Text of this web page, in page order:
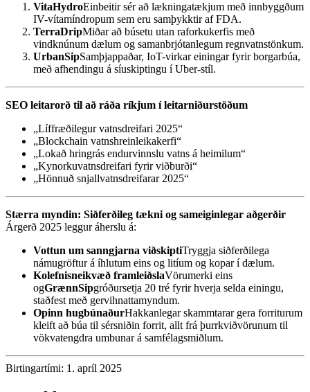
VitaHydroEinbeitir sér að lækningatækjum með innbyggðum
IV-vítamíndropum sem eru samþykktir af FDA.
TerraDripMiðar að búsetu utan raforkukerfis með
vindknúnum dælum og samanbrjótanlegum regnvatnstönkum.
UrbanSipSamþjappaðar, IoT-virkar einingar fyrir borgarbúa,
með afhendingu á síuskiptingu í Uber-stíl.
SEO leitarorð til að ráða ríkjum í leitarniðurstöðum
„Líffræðilegur vatnsdreifari 2025“
„Blockchain vatnshreinleikakerfi“
„Lokað hringrás endurvinnslu vatns á heimilum“
„Kynorkuvatnsdreifari fyrir viðburði“
„Hönnuð snjallvatnsdreifarar 2025“
Stærra myndin: Siðferðileg tækni og sameiginlegar aðgerðir
Árgerð 2025 leggur áherslu á:
Vottun um sanngjarna viðskiptiTryggja siðferðilega
námugröftur á íhlutum eins og litíum og kopar í dælum.
Kolefnisneikvæð framleiðslaVörumerki eins
ogGrænnSipgróðursetja 20 tré fyrir hverja selda einingu,
staðfest með gervihnattamyndum.
Opinn hugbúnaðurHakkanlegar skammtarar gera forriturum
kleift að búa til sérsniðin forrit, allt frá þurrkviðvörunum til
vökvatengdra umbunar á samfélagsmiðlum.
Birtingartími: 1. apríl 2025